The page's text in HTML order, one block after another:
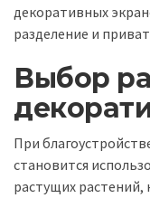
декоративных
разделение и
Выбор
При
становится
растущих